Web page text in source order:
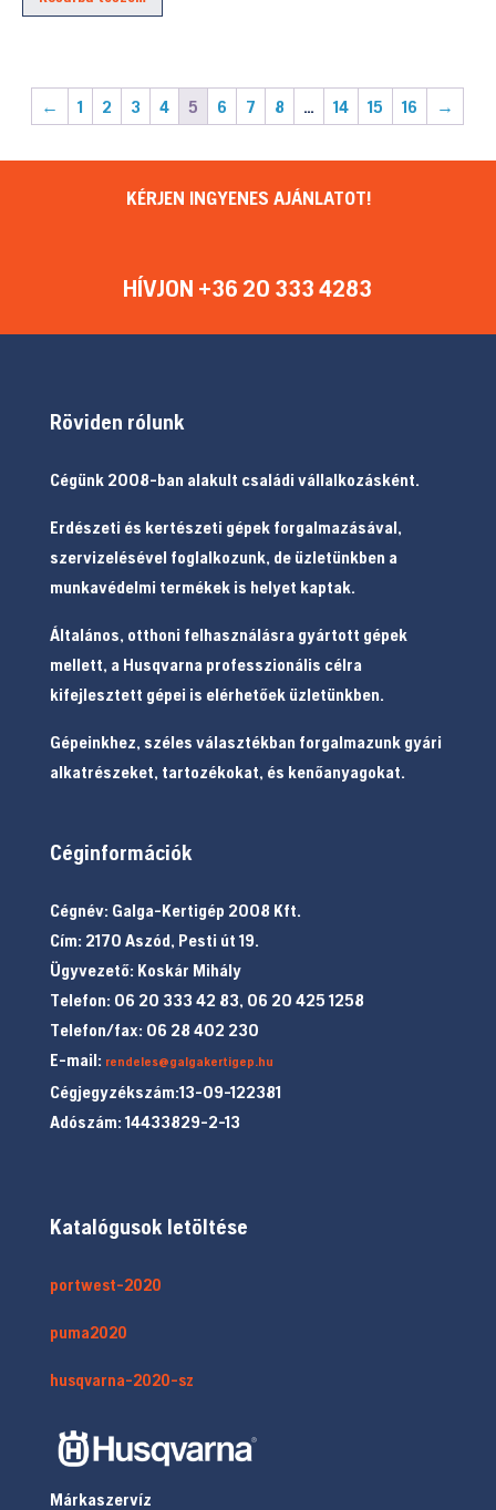
← 1 2 3 4 5 6 7 8 14 15 16 →
KÉRJEN INGYENES AJÁNLATOT!
HÍVJON +36 20 333 4283
Röviden rólunk
Cégünk 2008-ban alakult családi vállalkozásként.
Erdészeti és kertészeti gépek forgalmazásával,
szervizelésével foglalkozunk, de üzletünkben a
munkavédelmi termékek is helyet kaptak.
Általános, otthoni felhasználásra gyártott gépek
mellett, a Husqvarna professzionális célra
kifejlesztett gépei is elérhetőek üzletünkben.
Gépeinkhez, széles választékban forgalmazunk gyári
alkatrészeket, tartozékokat, és kenőanyagokat.
Céginformációk
Cégnév: Galga-Kertigép 2008 Kft.
Cím: 2170 Aszód, Pesti út 19.
Ügyvezető: Koskár Mihály
Telefon: 06 20 333 42 83, 06 20 425 1258
Telefon/fax: 06 28 402 230
E-mail: rendeles@galgakertigep.hu
Cégjegyzékszám:13-09-122381
Adószám: 14433829-2-13
Katalógusok letöltése
portwest-2020
puma2020
husqvarna-2020-sz
Márkaszervíz